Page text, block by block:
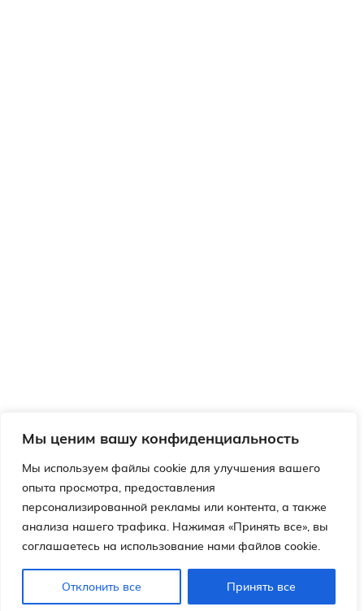
Мы ценим вашу конфиденциальность
Мы используем файлы cookie для улучшения вашего
опыта просмотра, предоставления
персонализированной рекламы или контента, а также
анализа нашего трафика. Нажимая «Принять все», вы
соглашаетесь на использование нами файлов cookie.
Отклонить все Принять все